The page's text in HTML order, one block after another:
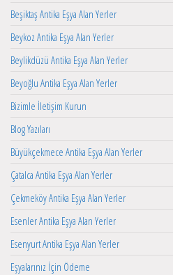
Beşiktaş Antika Eşya Alan Yerler
Beykoz Antika Eşya Alan Yerler
Beylikdüzü Antika Eşya Alan Yerler
Beyoğlu Antika Eşya Alan Yerler
Bizimle İletişim Kurun
Blog Yazıları
Büyükçekmece Antika Eşya Alan Yerler
Çatalca Antika Eşya Alan Yerler
Çekmeköy Antika Eşya Alan Yerler
Esenler Antika Eşya Alan Yerler
Esenyurt Antika Eşya Alan Yerler
Eşyalarınız İçin Ödeme